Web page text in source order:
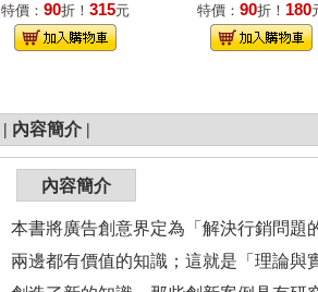
特價： 90折！ 315元
特價： 90折！ 180
| 內容簡介 |
內容簡介
本書將廣告創意界定為「解決行銷問題
兩邊都有價值的知識；這就是「理論與